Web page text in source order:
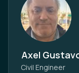
Axel
Civil Engineer